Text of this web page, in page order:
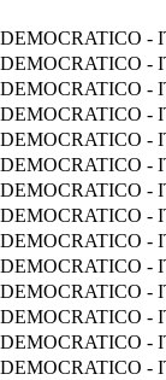
-
-
-
-
-
-
-
-
-
-
-
-
-
-